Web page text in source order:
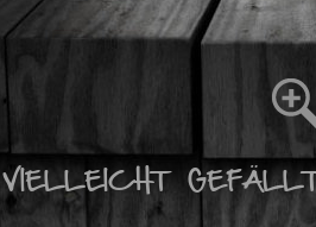
VIELLEICHT